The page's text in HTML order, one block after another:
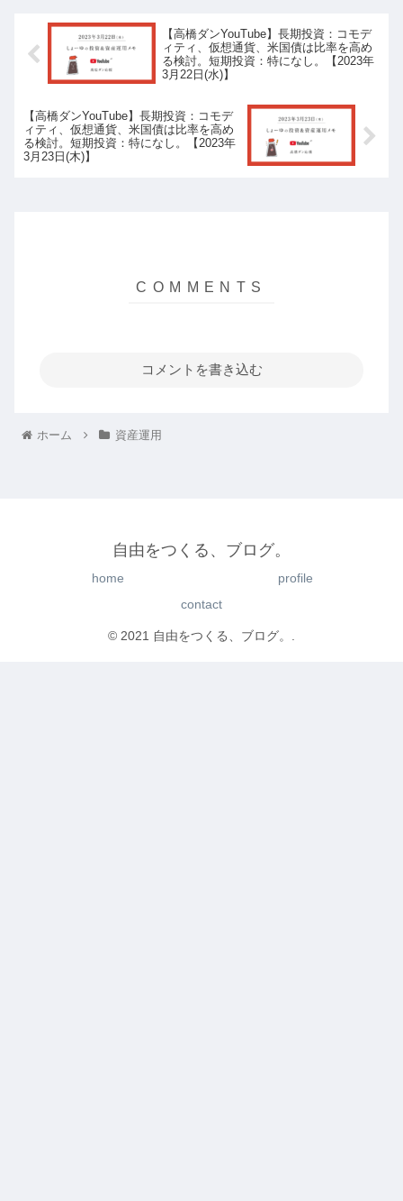
【高橋ダンYouTube】長期投資：コモデ
ィティ、仮想通貨、米国債は比率を高め
る検討。短期投資：特になし。【2023年
3月22日(水)】
【高橋ダンYouTube】長期投資：コモデ
ィティ、仮想通貨、米国債は比率を高め
る検討。短期投資：特になし。【2023年
3月23日(木)】
コメントを書き込む
ホーム 資産運用
自由をつくる、ブログ。
home
profile
contact
© 2021 自由をつくる、ブログ。.